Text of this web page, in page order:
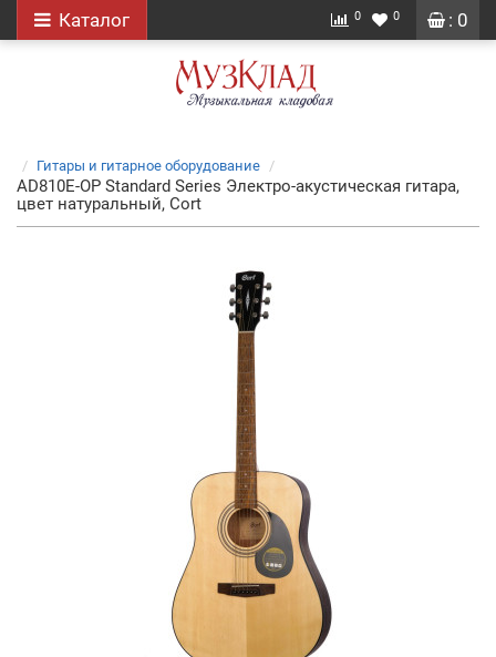
: 0
Каталог 0 0
Гитары и гитарное оборудование
AD810E-OP Standard Series Электро-акустическая гитара,
цвет натуральный, Cort